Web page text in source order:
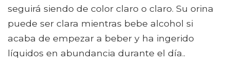
seguirá siendo de color claro o claro. Su orina
puede ser clara mientras bebe alcohol si
acaba de empezar a beber y ha ingerido
líquidos en abundancia durante el día..